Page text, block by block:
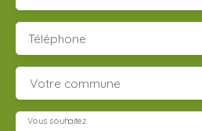
Téléphone
Votre commune
Vous souhaitez